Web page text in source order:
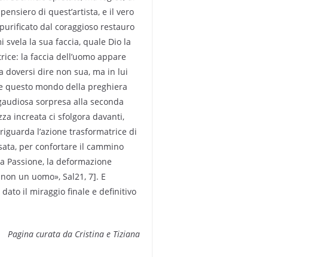
di quest’artista, e il vero
dal coraggioso restauro
la sua faccia, quale Dio la
la faccia dell’uomo appare
doversi dire non sua, ma in lui
questo mondo della preghiera
sorpresa alla seconda
increata ci sfolgora davanti,
l’azione trasformatrice di
per confortare il cammino
Passione, la deformazione
un uomo», Sal21, 7]. E
il miraggio finale e definitivo
Pagina curata da Cristina e Tiziana